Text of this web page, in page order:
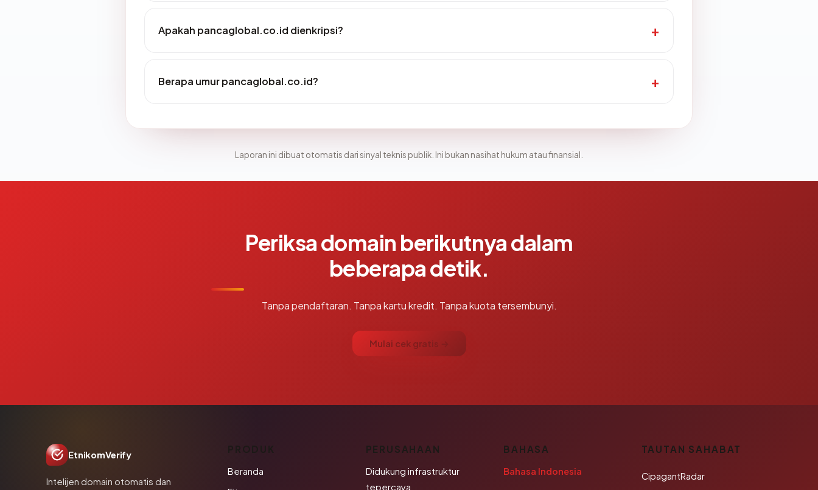
Apakah pancaglobal.co.id dienkripsi?
Berapa umur pancaglobal.co.id?
Laporan ini dibuat otomatis dari sinyal teknis publik. Ini bukan nasihat hukum atau finansial.
Periksa domain berikutnya dalam
beberapa detik.
Tanpa pendaftaran. Tanpa kartu kredit. Tanpa kuota tersembunyi.
Mulai cek gratis →
EtnikomVerify
Intelijen domain otomatis dan
PRODUK
Beranda
PERUSAHAAN
Didukung infrastruktur
tepercaya
BAHASA
Bahasa Indonesia
TAUTAN SAHABAT
CipagantRadar